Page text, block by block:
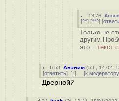
13.76 ,
[^^] [^^^] [
Только не
другим
это... текст
6.53 ,Аноним (53), 14:02,
[ответить] [↑] [к модератору
Дверной?